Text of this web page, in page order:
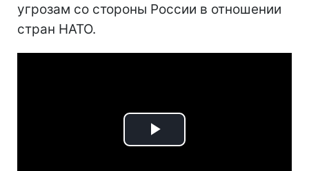
угрозам со стороны России в отношении
стран НАТО.
Play